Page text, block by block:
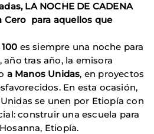
LA NOCHE DE CADENA
Cero para aquellos que
es siempre una noche para
tras año, la emisora
a Manos Unidas, en proyectos
En esta ocasión,
se unen por Etiopía con
construir una escuela para
Etiopía.